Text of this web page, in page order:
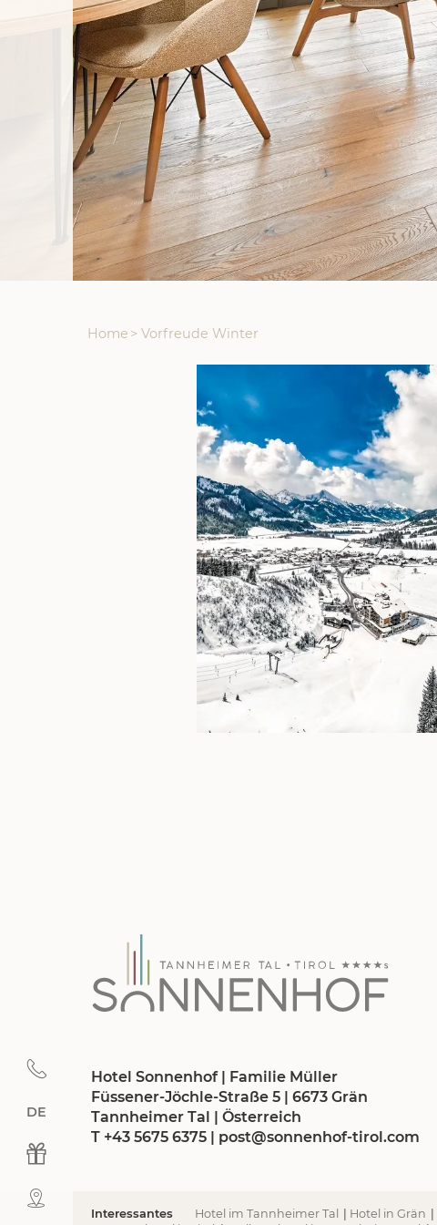
DE
Deutsch
Home > Vorfreude Winter
Hotel Sonnenhof | Familie Müller
Füssener-Jöchle-Straße 5 | 6673 Grän
Tannheimer Tal | Österreich
T +43 5675 6375 | post@sonnenhof-tirol.com
Interessantes Hotel im Tannheimer Tal Hotel in Grän